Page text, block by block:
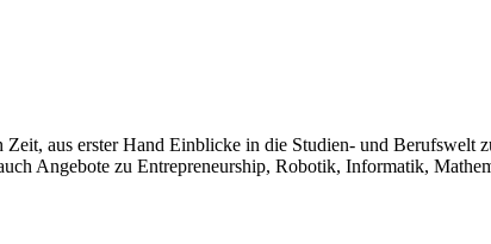
aus erster Hand Einblicke in die Studien- und Berufswelt
Angebote zu Entrepreneurship, Robotik, Informatik,